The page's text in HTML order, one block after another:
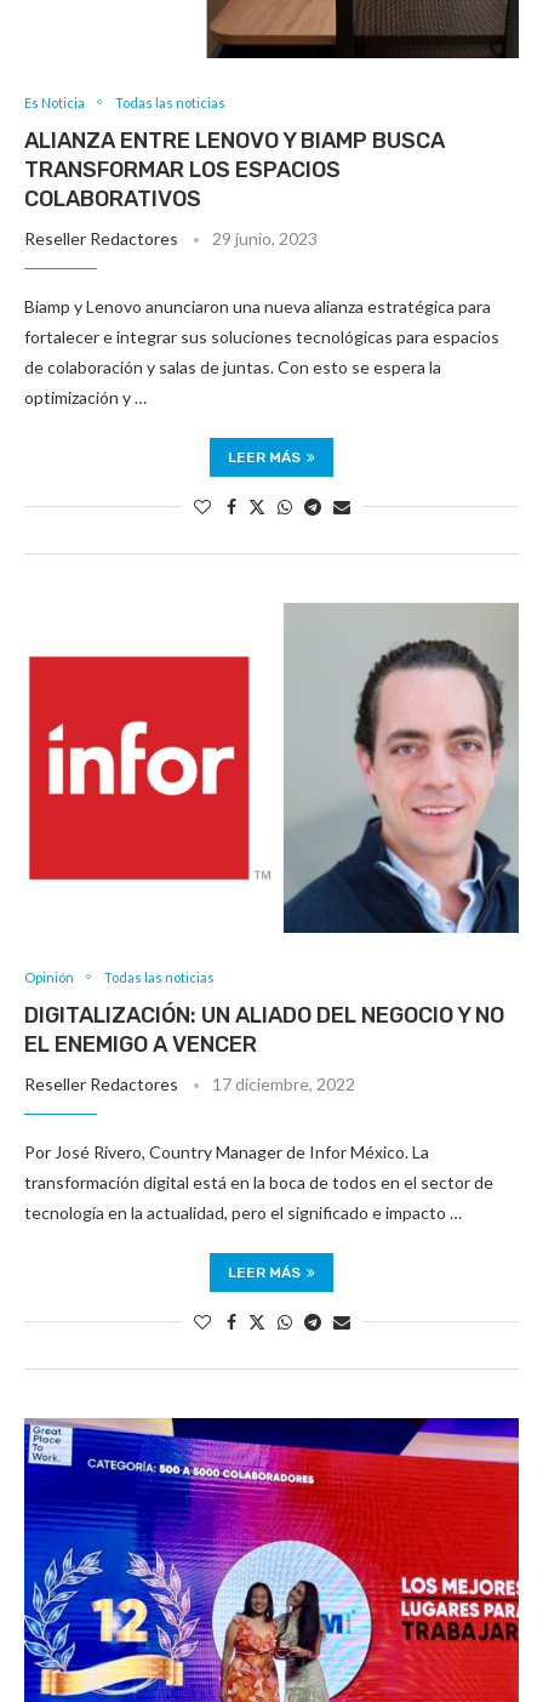
Es Noticia Todas las noticias
ALIANZA ENTRE LENOVO Y BIAMP BUSCA
TRANSFORMAR LOS ESPACIOS
COLABORATIVOS
Reseller Redactores 29 junio, 2023
Biamp y Lenovo anunciaron una nueva alianza estratégica para
fortalecer e integrar sus soluciones tecnológicas para espacios
de colaboración y salas de juntas. Con esto se espera la
optimización y …
LEER MÁS
Opinión Todas las noticias
DIGITALIZACIÓN: UN ALIADO DEL NEGOCIO Y NO
EL ENEMIGO A VENCER
Reseller Redactores 17 diciembre, 2022
Por José Rivero, Country Manager de Infor México. La
transformación digital está en la boca de todos en el sector de
tecnología en la actualidad, pero el significado e impacto …
LEER MÁS